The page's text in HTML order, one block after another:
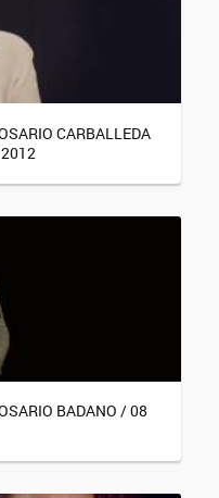
CARBALLEDA
2012
BADANO / 08